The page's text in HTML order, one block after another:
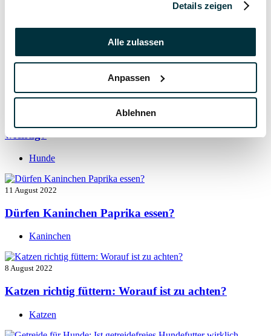
Details zeigen
Alle zulassen
Anpassen
Ablehnen
Vitamin B für den Hund: Für was ist es wichtig?
Hunde
13 August 2022
wichtig?
Hunde
11 August 2022
Dürfen Kaninchen Paprika essen?
Kaninchen
8 August 2022
Katzen richtig füttern: Worauf ist zu achten?
Katzen